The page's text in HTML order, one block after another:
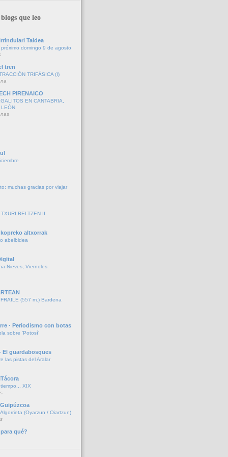
que leo
Taldea
domingo 9 de agosto
tren
TRIFÁSICA (I)
PIRENAICO
EN CANTABRIA,
LEÓN
muchas gracias por viajar
BELTZEN II
altxorrak
abelbidea
Nieves, Viernoles.
(557 m.) Bardena
· Periodismo con botas
sobre ‘Potosí’
El guardabosques
las pistas del Aralar
XIX
(Oyarzun / Oiartzun)
qué?